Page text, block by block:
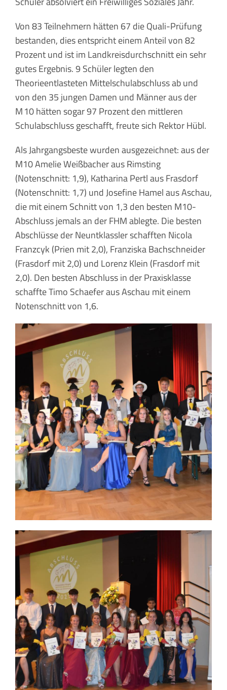
Von 83 Teilnehmern hätten 67 die Quali-Prüfung
bestanden, dies entspricht einem Anteil von 82
Prozent und ist im Landkreisdurchschnitt ein sehr
gutes Ergebnis. 9 Schüler legten den
Theorieentlasteten Mittelschulabschluss ab und
von den 35 jungen Damen und Männer aus der
M 10 hätten sogar 97 Prozent den mittleren
Schulabschluss geschafft, freute sich Rektor Hübl.
Als Jahrgangsbeste wurden ausgezeichnet: aus der
M10 Amelie Weißbacher aus Rimsting
(Notenschnitt: 1,9), Katharina Pertl aus Frasdorf
(Notenschnitt: 1,7) und Josefine Hamel aus Aschau,
die mit einem Schnitt von 1,3 den besten M10-
Abschluss jemals an der FHM ablegte. Die besten
Abschlüsse der Neuntklassler schafften Nicola
Franzcyk (Prien mit 2,0), Franziska Bachschneider
(Frasdorf mit 2,0) und Lorenz Klein (Frasdorf mit
2,0). Den besten Abschluss in der Praxisklasse
schaffte Timo Schaefer aus Aschau mit einem
Notenschnitt von 1,6.